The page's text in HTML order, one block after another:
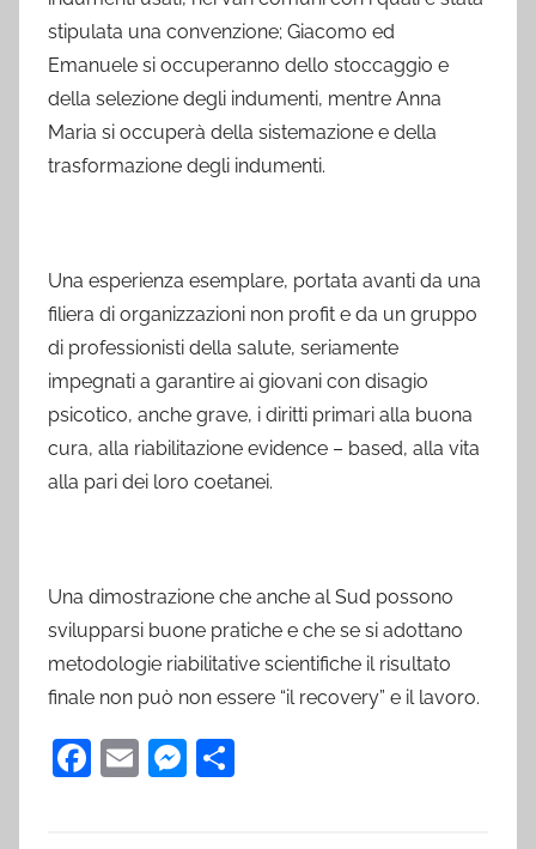
stipulata una convenzione; Giacomo ed
Emanuele si occuperanno dello stoccaggio e
della selezione degli indumenti, mentre Anna
Maria si occuperà della sistemazione e della
trasformazione degli indumenti.
Una esperienza esemplare, portata avanti da una
filiera di organizzazioni non profit e da un gruppo
di professionisti della salute, seriamente
impegnati a garantire ai giovani con disagio
psicotico, anche grave, i diritti primari alla buona
cura, alla riabilitazione evidence – based, alla vita
alla pari dei loro coetanei.
Una dimostrazione che anche al Sud possono
svilupparsi buone pratiche e che se si adottano
metodologie riabilitative scientifiche il risultato
finale non può non essere “il recovery” e il lavoro.
F
E
M